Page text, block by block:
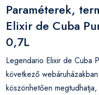
Paraméterek,
Elixir de Cuba
0,7L
Legendario Elixir de Cuba
következő
köszönhetően